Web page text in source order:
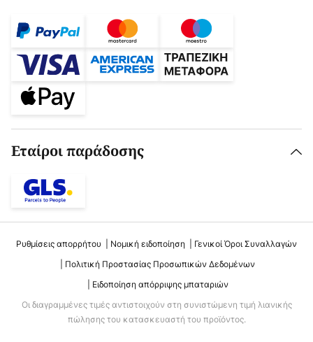
Εταίροι παράδοσης
Ρυθμίσεις απορρήτου Νομική ειδοποίηση
Γενικοί Όροι Συναλλαγών
Πολιτική Προστασίας Προσωπικών Δεδομένων
Ειδοποίηση απόρριψης μπαταριών
Οι διαγραμμένες τιμές αντιστοιχούν στη συνιστώμενη τιμή λιανικής
πώλησης του κατασκευαστή του προϊόντος.